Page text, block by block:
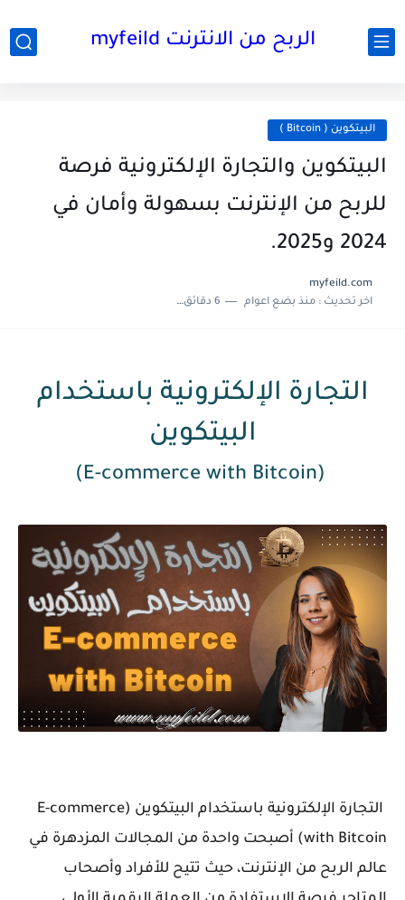
الربح من الانترنت myfeild
البيتكوين ( Bitcoin )
البيتكوين والتجارة الإلكترونية فرصة
للربح من الإنترنت بسهولة وأمان في
2024 و2025.
myfeild.com
اخر تحديث :منذ بضع اعوام 6 دقائق للقراءة
التجارة الإلكترونية باستخدام
البيتكوين
(E-commerce with Bitcoin)
التجارة الإلكترونية باستخدام البيتكوين (E-commerce
with Bitcoin) أصبحت واحدة من المجالات المزدهرة في
عالم الربح من الإنترنت، حيث تتيح للأفراد وأصحاب